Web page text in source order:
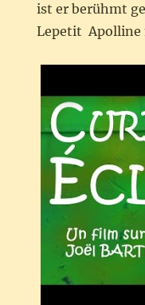
ist er berühmt
Lepetit Apolline